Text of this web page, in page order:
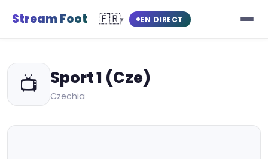
Stream Foot 🇫🇷▾ EN DIRECT
📺 Sport 1 (Cze)
Czechia